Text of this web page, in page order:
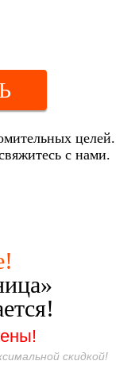
целей.
с нами.
скидкой!